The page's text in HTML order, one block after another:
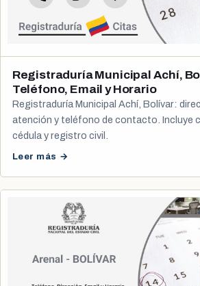
Registraduría Municipal Achí,
Teléfono, Email y Horario
Registraduría Municipal Achí, Bolívar:
atención y teléfono de contacto. Incluye
cédula y registro civil.
Leer más →